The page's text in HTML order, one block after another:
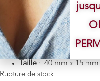
Vertus énergétiques:
tranquillité de l’esprit
Chakra:Gorge
Couleur:Bleu clair
Poids: 8.68 g
Taille : 40 mm x 15 mm
Rupture de stock